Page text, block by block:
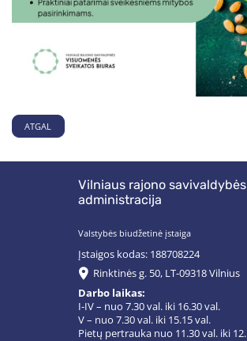
ATGAL
Vilniaus rajono savivaldybės
administracija
Valstybės biudžetinė įstaiga
Įstaigos kodas: 188708224
Rinktinės g. 50, LT-09318 Vilnius
Darbo laikas:
I-IV – nuo 7.30 val. iki 16.30 val.
V – nuo 7.30 val. iki 15.15 val.
Pietų pertrauka nuo 11.30 val. iki